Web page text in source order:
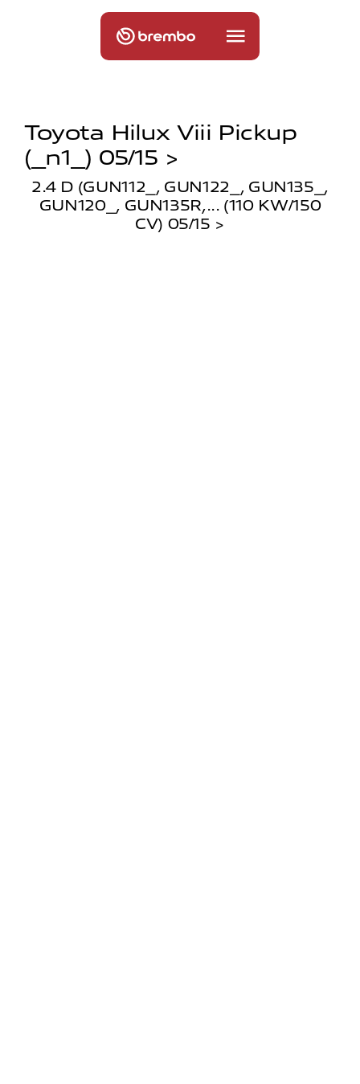
Toyota Hilux Viii Pickup
(_n1_) 05/15 >
2.4 D (GUN112_, GUN122_, GUN135_,
GUN120_, GUN135R,... (110 KW/150
CV) 05/15 >